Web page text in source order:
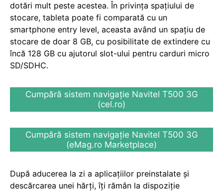
dotări mult peste acestea. În privința spațiului de
stocare, tableta poate fi comparată cu un
smartphone entry level, aceasta având un spațiu de
stocare de doar 8 GB, cu posibilitate de extindere cu
încă 128 GB cu ajutorul slot-ului pentru carduri micro
SD/SDHC.
Cumpără sistem navigație Navitel T500 3G
(cel.ro)
Cumpără sistem navigație Navitel T500 3G
(eMag.ro Marketplace)
După aducerea la zi a aplicațiilor preinstalate și
descărcarea unei hărți, îți rămân la dispoziție